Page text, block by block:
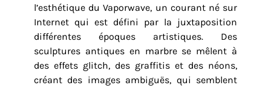
l’esthétique du Vaporwave, un courant né sur
Internet qui est défini par la juxtaposition
différentes époques artistiques. Des
sculptures antiques en marbre se mêlent à
des effets glitch, des graffitis et des néons,
créant des images ambiguës, qui semblent